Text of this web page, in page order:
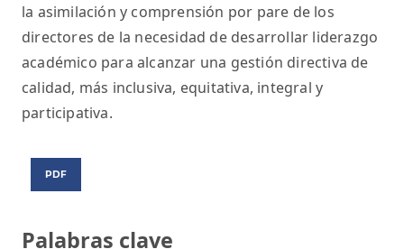
Palabras clave
la asimilación y comprensión por pare de los
directores de la necesidad de desarrollar liderazgo
académico para alcanzar una gestión directiva de
calidad, más inclusiva, equitativa, integral y
participativa.
PDF